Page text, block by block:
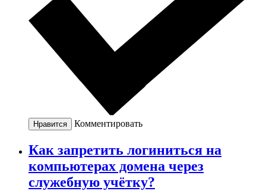
Нравится Комментировать
Как запретить логиниться на
компьютерах домена через
служебную учётку?